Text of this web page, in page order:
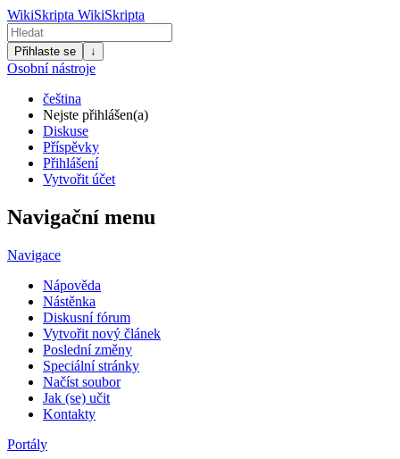
WikiSkripta WikiSkripta
Přihlaste se ↓
Osobní nástroje
čeština
Nejste přihlášen(a)
Diskuse
Příspěvky
Přihlášení
Vytvořit účet
Navigační menu
Navigace
Nápověda
Nástěnka
Diskusní fórum
Vytvořit nový článek
Poslední změny
Speciální stránky
Načíst soubor
Jak (se) učit
Kontakty
Portály